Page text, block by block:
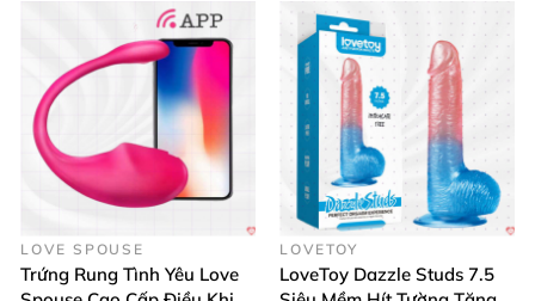
LOVE SPOUSE
Trứng Rung Tình Yêu Love
LOVETOY
LoveToy Dazzle Studs 7.5